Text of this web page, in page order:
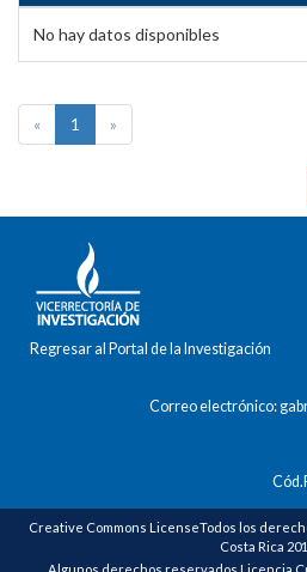
No hay datos disponibles
« 1 »
Regresar al Portal de la Investigación
Correo electrónico:
Creative Commons LicenseTodos los
Costa Rica